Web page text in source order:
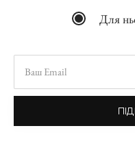
Для